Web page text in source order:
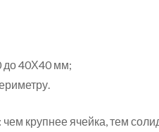
до 40Х40 мм;
крупнее ячейка, тем